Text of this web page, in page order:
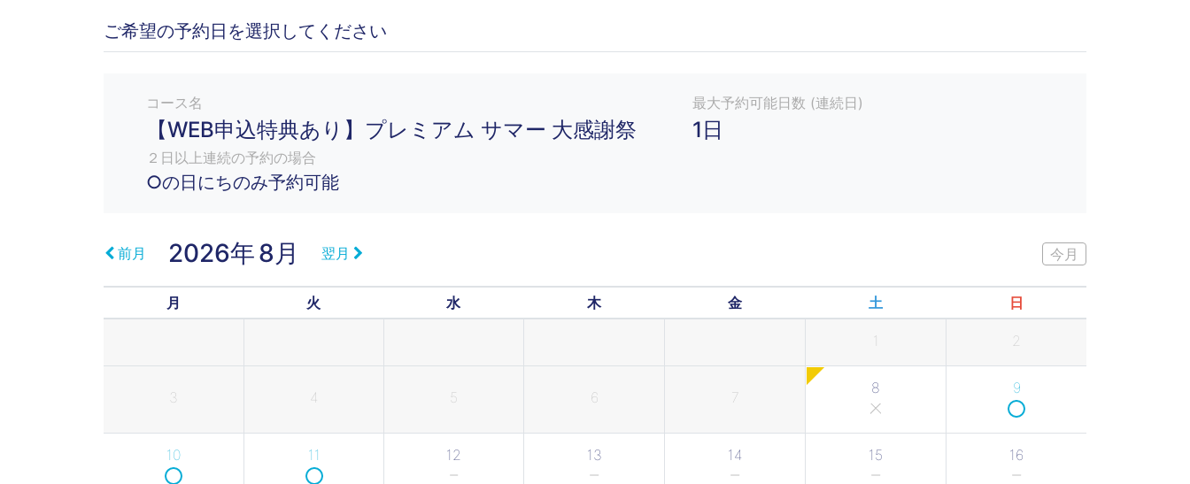
ご希望の予約日を選択してください
コース名
【WEB申込特典あり】プレミアム サマー 大感謝祭
最大予約可能日数 (連続日)
1日
２日以上連続の予約の場合
○の日にちのみ予約可能
前月 2026年8月 翌月 今月
月 火 水 木 金 土 日
1 2
3 4 5 6 7
8 9
10 11 12 13 14 15 16